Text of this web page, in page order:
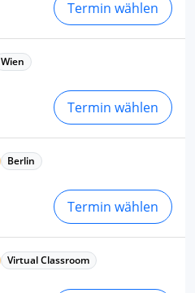
Termin wählen
Wien
Termin wählen
Berlin
Termin wählen
Virtual Classroom